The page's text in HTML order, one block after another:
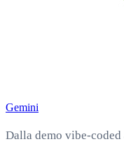
Gemini
Dalla demo vibe-